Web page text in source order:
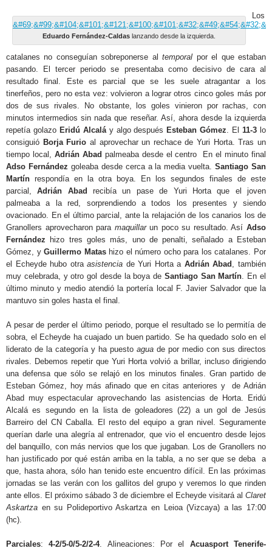
Eduardo Fernández-Caldas lanzando desde la izquierda.
Los
catalanes no conseguían sobreponerse altemporal por el que estaban
pasando. El tercer periodo se presentaba como decisivo de cara al
resultado final. Este es parcial que se les suele atragantar a los
tinerfeños, pero no esta vez: volvieron a lograr otros cinco goles más por
dos de sus rivales. No obstante, los goles vinieron por rachas, con
minutos intermedios sin nada que reseñar. Así, ahora desde la izquierda
repetía golazo Eridú Alcaláy algo después Esteban Gómez. El11-3 lo
consiguió Borja Furio al aprovechar un rechace de Yuri Horta. Tras un
tiempo local, Adrián Abad palmeaba desde el centro En el minuto final
Adso Fernández goleaba desde cerca a la media vuelta.Santiago San
Martín respondía en la otra boya. En los segundos finales de este
parcial,Adrián Abad
recibía un pase de Yuri Horta que el joven
palmeaba a la red, sorprendiendo a todos los presentes y siendo
ovacionado. En el último parcial, ante la relajación de los canarios los de
Granollers aprovecharon para maquillarun poco su resultado. AsíAdso
Fernández hizo tres goles más, uno de penalti, señalado a Esteban
Gómez, yGuillermo Matashizo el número ocho para los catalanes. Por
el Echeyde hubo otraasistencia de Yuri Horta a Adrián Abad , también
muy celebrada, y otro gol desde la boya de Santiago San Martín. En el
último minuto y medio atendió la portería local F. Javier Salvador que la
mantuvo sin goles hasta el final.
A pesar de perder el último periodo, porque el resultado se lo permitía de
sobra, el Echeyde ha cuajado un buen partido. Se ha quedado solo en el
liderato de la categoría y ha puesto agua de por medio con sus directos
rivales. Debemos repetir que Yuri Horta volvió a brillar, incluso dirigiendo
una defensa que sólo se relajó en los minutos finales. Gran partido de
Esteban Gómez, hoy más afinado que en citas anteriores y de Adrián
Abad muy espectacular aprovechando las asistencias de Horta. Eridú
Alcalá es segundo en la lista de goleadores (22) a un gol de Jesús
Barreiro del CN Caballa. El resto del equipo a gran nivel. Seguramente
querían darle una alegría al entrenador, que vio el encuentro desde lejos
del banquillo, con más nervios que los que jugaban. Los de Granollers no
han justificado por qué están arriba en la tabla, a no ser que se deba a
que, hasta ahora, sólo han tenido este encuentro difícil. En las próximas
jornadas se las verán con los gallitos del grupo y veremos lo que rinden
ante ellos. El próximo sábado 3 de diciembre el Echeyde visitará al Claret
Askartza en su Polideportivo Askartza en Leioa (Vizcaya) a las 17:00
(hc).
Parciales:4-2/5-0/5-2/2-4. Alineaciones: Por el Acuasport Tenerife-